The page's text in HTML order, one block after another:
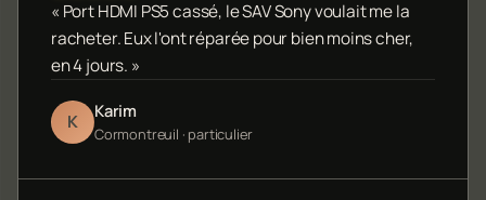
« Port HDMI PS5 cassé, le SAV Sony voulait me la
racheter. Eux l'ont réparée pour bien moins cher,
en 4 jours. »
K Karim
Cormontreuil · particulier